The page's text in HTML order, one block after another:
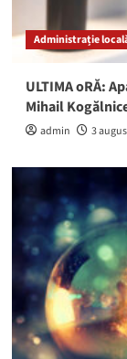
Administrație
ULTIMA oRĂ:
Mihail
admin 3